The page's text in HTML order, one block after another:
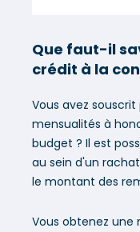
Que faut-il
crédit à la
Vous avez
mensualités à
budget ? Il est
au sein d'un
le montant des
Vous obtenez une